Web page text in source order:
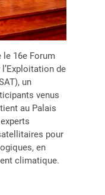
le 16e Forum
de
un
venus
au Palais
pour
en
climatique.